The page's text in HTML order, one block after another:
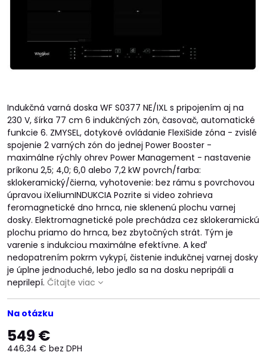
Indukčná varná doska WF S0377 NE/IXL s pripojením aj na
230 V, šírka 77 cm 6 indukčných zón, časovač, automatické
funkcie 6. ZMYSEL, dotykové ovládanie FlexiSide zóna - zvislé
spojenie 2 varných zón do jednej Power Booster -
maximálne rýchly ohrev Power Management - nastavenie
príkonu 2,5; 4,0; 6,0 alebo 7,2 kW povrch/farba:
sklokeramický/čierna, vyhotovenie: bez rámu s povrchovou
úpravou iXeliumINDUKCIA Pozrite si video zohrieva
feromagnetické dno hrnca, nie sklenenú plochu varnej
dosky. Elektromagnetické pole prechádza cez sklokeramickú
plochu priamo do hrnca, bez zbytočných strát. Tým je
varenie s indukciou maximálne efektívne. A keď
nedopatrením pokrm vykypí, čistenie indukčnej varnej dosky
je úplne jednoduché, lebo jedlo sa na dosku nepripáli a
neprilepí. Čítajte viac
Na otázku
549 €
446,34 € bez DPH